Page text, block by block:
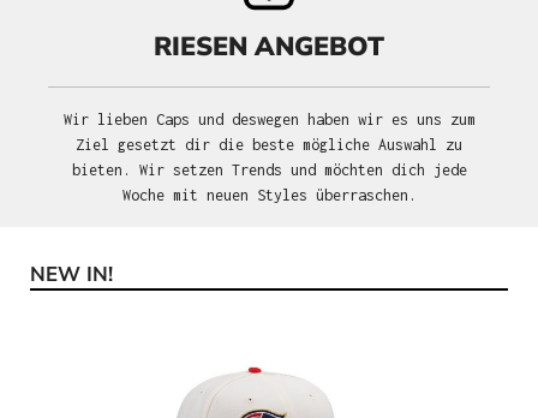
RIESEN ANGEBOT
Wir lieben Caps und deswegen haben wir es uns zum
Ziel gesetzt dir die beste mögliche Auswahl zu
bieten. Wir setzen Trends und möchten dich jede
Woche mit neuen Styles überraschen.
Produktgalerie überspringen
NEW IN!